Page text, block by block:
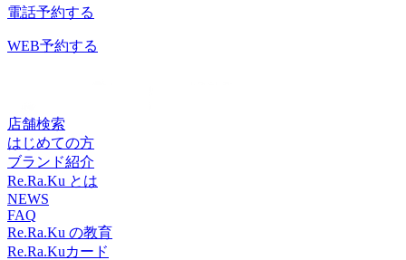
手洗い、うがいの徹底・従業員の健康チェック(検温、倦怠
《お客様へのお願い》・アルコール消毒のご協力お客様が安
内可能です。8月 3日(月) 10:00～ご案内可能です。8月 4日
です。8月 6日(木) 10:30～ご案内可能です。ご不明な点やコ
業拡大防止への取り組み》・従業員のマスク着用・従業員の
手洗い、うがいの徹底・従業員の健康チェック(検温、倦怠
感、咳など)・店舗消毒の徹底・業務スペースの消毒徹底
《お客様へのお願い》・アルコール消毒のご協力お客様が安
心してご来店頂けるよう、スタッフ一同対策に取り組んで参
ります。お客様にはご不便をおかけいたしますが、感染拡大
防止にご理解ご協力いただきますようお願いいたします。
電話予約する
WEB予約する
店舗検索
はじめての方
ブランド紹介
Re.Ra.Ku とは
NEWS
FAQ
Re.Ra.Ku の教育
Re.Ra.Kuカード